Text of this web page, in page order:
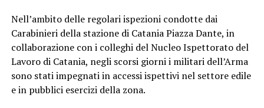
Nell’ambito delle regolari ispezioni condotte dai
Carabinieri della stazione di Catania Piazza Dante, in
collaborazione con i colleghi del Nucleo Ispettorato del
Lavoro di Catania, negli scorsi giorni i militari dell’Arma
sono stati impegnati in accessi ispettivi nel settore edile
e in pubblici esercizi della zona.